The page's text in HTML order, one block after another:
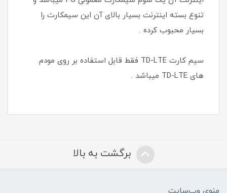
تنوع بسته اینترنت بسیار بالای آن این سیمکارت را
بسیار محبوب کرده .
سیم کارت TD-LTE فقط قابل استفاده بر روی مودم
های TD-LTE میباشد .
برگشت به بالا